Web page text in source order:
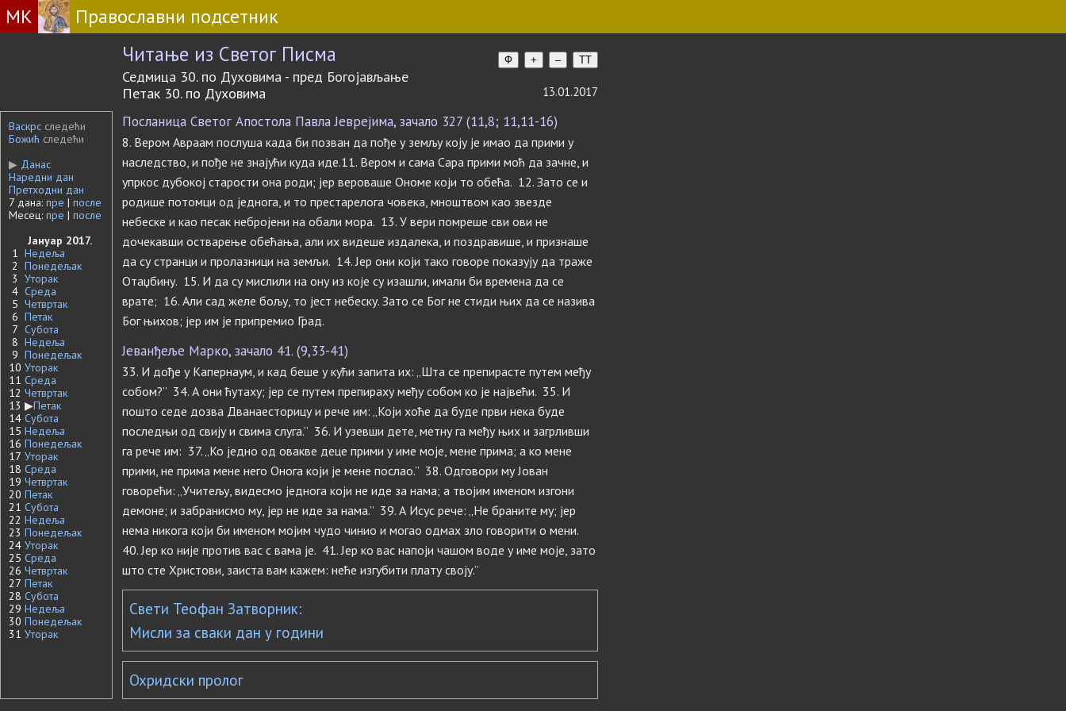
МК Православни подсетник
Читање из Светог Писма Ф + – TT
Седмица 30. по Духовима - пред Богојављање
Петак 30. по Духовима
13.01.2017
Васкрс следећи
Божић следећи
▶ Данас
Наредни дан
Претходни дан
7 дана: пре | после
Месец: пре | после
Јануар 2017.
1 Недеља
2 Понедељак
3 Уторак
4 Среда
5 Четвртак
6 Петак
7 Субота
8 Недеља
9 Понедељак
10 Уторак
11 Среда
12 Четвртак
13 ▶Петак
14 Субота
15 Недеља
16 Понедељак
17 Уторак
18 Среда
19 Четвртак
20 Петак
21 Субота
22 Недеља
23 Понедељак
24 Уторак
25 Среда
26 Четвртак
27 Петак
28 Субота
29 Недеља
30 Понедељак
31 Уторак
Посланица Светог Апостола Павла Јеврејима, зачало 327 (11,8; 11,11-16)
8. Вером Авраам послуша када би позван да пође у земљу коју је имао да прими у
наследство, и пође не знајући куда иде.11. Вером и сама Сара прими моћ да зачне, и
упркос дубокој старости она роди; јер вероваше Ономе који то обећа. 12. Зато се и
родише потомци од једнога, и то престарелога човека, мноштвом као звезде
небеске и као песак небројени на обали мора. 13. У вери помреше сви ови не
дочекавши остварење обећања, али их видеше издалека, и поздравише, и признаше
да су странци и пролазници на земљи. 14. Јер они који тако говоре показују да траже
Отаџбину. 15. И да су мислили на ону из које су изашли, имали би времена да се
врате; 16. Али сад желе бољу, то јест небеску. Зато се Бог не стиди њих да се назива
Бог њихов; јер им је припремио Град.
Јеванђеље Марко, зачало 41. (9,33-41)
33. И дође у Капернаум, и кад беше у кући запита их: „Шта се препирасте путем међу
собом?” 34. А они ћутаху; јер се путем препираху међу собом ко је највећи. 35. И
пошто седе дозва Дванаесторицу и рече им: „Који хоће да буде први нека буде
последњи од свију и свима слуга.” 36. И узевши дете, метну га међу њих и загрливши
га рече им: 37. „Ко једно од овакве деце прими у име моје, мене прима; а ко мене
прими, не прима мене него Онога који је мене послао.” 38. Одговори му Јован
говорећи: „Учитељу, видесмо једнога који не иде за нама; а твојим именом изгони
демоне; и забранисмо му, јер не иде за нама.” 39. А Исус рече: „Не браните му; јер
нема никога који би именом мојим чудо чинио и могао одмах зло говорити о мени.
40. Јер ко није против вас с вама је. 41. Јер ко вас напоји чашом воде у име моје, зато
што сте Христови, заиста вам кажем: неће изгубити плату своју.”
Свети Теофан Затворник:
Мисли за сваки дан у години
Охридски пролог